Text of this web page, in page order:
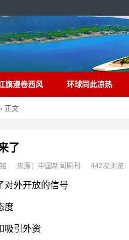
旗漫卷西风 环球同此凉热
正文
了
来源：中国新闻周刊 442次浏览
外开放的信号
度
引外资